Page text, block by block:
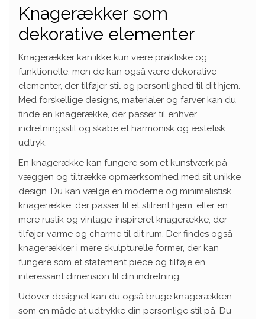
Knagerækker som
dekorative elementer
Knagerækker kan ikke kun være praktiske og
funktionelle, men de kan også være dekorative
elementer, der tilføjer stil og personlighed til dit hjem.
Med forskellige designs, materialer og farver kan du
finde en knagerække, der passer til enhver
indretningsstil og skabe et harmonisk og æstetisk
udtryk.
En knagerække kan fungere som et kunstværk på
væggen og tiltrække opmærksomhed med sit unikke
design. Du kan vælge en moderne og minimalistisk
knagerække, der passer til et stilrent hjem, eller en
mere rustik og vintage-inspireret knagerække, der
tilføjer varme og charme til dit rum. Der findes også
knagerækker i mere skulpturelle former, der kan
fungere som et statement piece og tilføje en
interessant dimension til din indretning.
Udover designet kan du også bruge knagerækken
som en måde at udtrykke din personlige stil på. Du